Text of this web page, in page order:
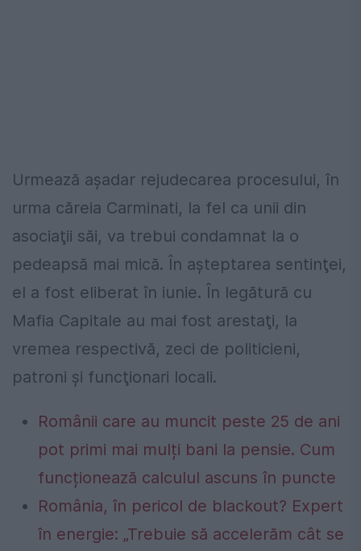
Urmează aşadar rejudecarea procesului, în
urma căreia Carminati, la fel ca unii din
asociaţii săi, va trebui condamnat la o
pedeapsă mai mică. În aşteptarea sentinţei,
el a fost eliberat în iunie. În legătură cu
Mafia Capitale au mai fost arestaţi, la
vremea respectivă, zeci de politicieni,
patroni şi funcţionari locali.
Românii care au muncit peste 25 de ani
pot primi mai mulți bani la pensie. Cum
funcționează calculul ascuns în puncte
România, în pericol de blackout? Expert
în energie: „Trebuie să accelerăm cât se